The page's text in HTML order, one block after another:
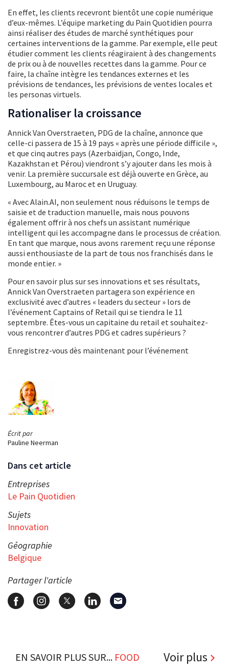
Écrit par
Pauline Neerman
Dans cet article
Entreprises
Le Pain Quotidien
Sujets
Innovation
Géographie
Belgique
Partager l'article
En effet, les clients recevront bientôt une copie numérique
d’eux-mêmes. L’équipe marketing du Pain Quotidien pourra
ainsi réaliser des études de marché synthétiques pour
certaines interventions de la gamme. Par exemple, elle peut
étudier comment les clients réagiraient à des changements
de prix ou à de nouvelles recettes dans la gamme. Pour ce
faire, la chaîne intègre les tendances externes et les
prévisions de tendances, les prévisions de ventes locales et
les personas virtuels.
Rationaliser la croissance
Annick Van Overstraeten, PDG de la chaîne, annonce que
celle-ci passera de 15 à 19 pays « après une période difficile »,
et que cinq autres pays (Azerbaïdjan, Congo, Inde,
Kazakhstan et Pérou) viendront s’y ajouter dans les mois à
venir. La première succursale est déjà ouverte en Grèce, au
Luxembourg, au Maroc et en Uruguay.
« Avec Alain.AI, non seulement nous réduisons le temps de
saisie et de traduction manuelle, mais nous pouvons
également offrir à nos chefs un assistant numérique
intelligent qui les accompagne dans le processus de création.
En tant que marque, nous avons rarement reçu une réponse
aussi enthousiaste de la part de tous nos franchisés dans le
monde entier. »
Pour en savoir plus sur ses innovations et ses résultats,
Annick Van Overstraeten partagera son expérience en
exclusivité avec d’autres « leaders du secteur » lors de
l’événement Captains of Retail qui se tiendra le 11
septembre. Êtes-vous un capitaine du retail et souhaitez-
vous rencontrer d’autres PDG et cadres supérieurs ?
Enregistrez-vous dès maintenant pour l’événement
EN SAVOIR PLUS SUR... FOOD Voir plus